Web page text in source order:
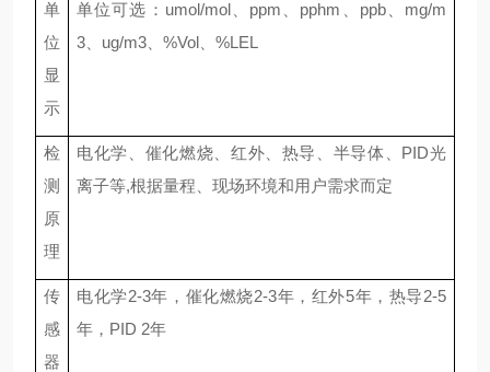
单
位
显
示
单位可选： umol/mol、 ppm pphm ppb、 mg/m
3
ug/m3 %Vol %LEL
检
测
原
理
电化学、催化燃烧、红外、热导、半导体、 PID光
离子等,根据量程、现场环境和用户需求而定
传
感
器
电化学2-3年，催化燃烧2-3年，红外5年，热导2-5
年，PID 2年